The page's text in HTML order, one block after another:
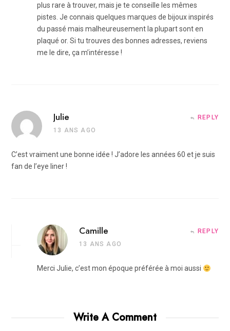
plus rare à trouver, mais je te conseille les mêmes
pistes. Je connais quelques marques de bijoux inspirés
du passé mais malheureusement la plupart sont en
plaqué or. Si tu trouves des bonnes adresses, reviens
me le dire, ça m’intéresse !
Julie
13 ANS AGO
REPLY
C’est vraiment une bonne idée ! J’adore les années 60 et je suis
fan de l’eye liner !
Camille
13 ANS AGO
REPLY
Merci Julie, c’est mon époque préférée à moi aussi
Write A Comment